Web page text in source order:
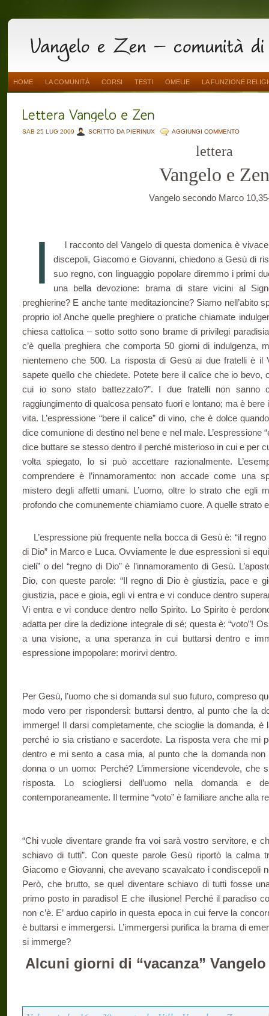
HOME LA COMUNITÀ CORSI TESTI OMELIE LA FUNZIONE
SAB 25 LUG 2009 SCRITTO DA PIERINUX AGGIUNGI COMMENTO
lettera
Vangelo e Zen
Vangelo secondo Marco
I
l racconto del Vangelo di questa domenica è
discepoli, Giacomo e Giovanni, chiedono a Gesù di
suo regno, con linguaggio popolare diremmo i primi
una bella devozione: brama di stare vicini al
preghierine? E anche tante meditazioncine? Siamo nell’abito
proprio io! Anche quelle preghiere o pratiche chiamate
chiesa cattolica – sotto sotto sono brame di privilegi
c’è quella preghiera che comporta 50 giorni di indulgenza,
nientemeno che 500. La risposta di Gesù ai due fratelli è il
sapete quello che chiedete. Potete bere il calice che io bevo,
cui io sono stato battezzato?”. I due fratelli non
raggiungimento di qualcosa pensato fuori e lontano; ma è
vita. L’espressione “bere il calice” di vino, che è dolce
dice comunione di destino nel bene e nel male. L’espressione
dice buttare se stesso dentro il perché misterioso in cui e per
volta spiegato, lo si può accettare razionalmente.
comprendere è l’innamoramento: non accade come una
mistero degli affetti umani. L’uomo, oltre lo strato che egli
profondo che comunemente chiamiamo cuore. A quelle strato
L’espressione più frequente nella bocca di Gesù è: “il
di Dio” in Marco e Luca. Ovviamente le due espressioni si
cieli” o del “regno di Dio” è l’innamoramento di Gesù.
Dio, con queste parole: “Il regno di Dio è giustizia, pace e
giustizia, pace e gioia, egli vi entra e vi conduce dentro
Vi entra e vi conduce dentro nello Spirito. Lo Spirito è
adatta per dire la dedizione integrale di sé; questa è: “voto”!
a una visione, a una speranza in cui buttarsi dentro e
espressione impopolare: morirvi dentro.
Per Gesù, l’uomo che si domanda sul suo futuro, compreso
modo vero per rispondersi: buttarsi dentro, al punto che la
immerge! Il darsi completamente, che scioglie la domanda, è
perché io sia cristiano e sacerdote. La risposta vera che mi
dentro e mi sento a casa mia, al punto che la domanda
donna o un uomo: Perché? L’immersione vicendevole, che
risposta. Lo sciogliersi dell’uomo nella domanda e
contemporaneamente. Il termine “voto” è familiare anche alla
“Chi vuole diventare grande fra voi sarà vostro servitore, e
schiavo di tutti”. Con queste parole Gesù riportò la calma
Giacomo e Giovanni, che avevano scavalcato i condiscepoli
Però, che brutto, se quel diventare schiavo di tutti fosse
primo posto in paradiso! E che illusione! Perché il paradiso
non c’è. E’ arduo capirlo in questa epoca in cui ferve la
è buttarsi e immergersi. L’immergersi purifica la brama di
si immerge?
Alcuni giorni di “vacanza” Vangelo